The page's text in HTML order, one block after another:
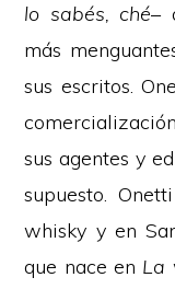
lo sabés, ché–
más
sus escritos.
sus agentes y
supuesto.
whisky y en
que nace en La